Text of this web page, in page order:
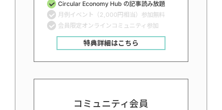
Circular Economy Hub の記事読み放題
月例イベント（2,000円相当）参加無料
会員限定オンラインコミュニティ参加
特典詳細はこちら
コミュニティ会員